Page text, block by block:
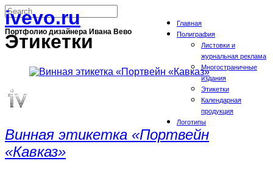
ivevo.ru
Портфолио дизайнера Ивана Вево
Главная
Полиграфия
Листовки и
журнальная реклама
Многостраничные
издания
Этикетки
Календарная
продукция
Логотипы
Этикетки
Винная этикетка «Портвейн
«Кавказ»